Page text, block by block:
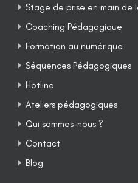
Stage de prise en main de
Coaching Pédagogique
Formation au numérique
Séquences Pédagogiques
Hotline
Ateliers pédagogiques
Qui sommes-nous ?
Contact
Blog